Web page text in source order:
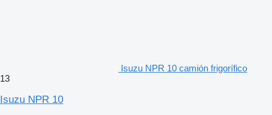
Isuzu NPR 10 camión frigorífico
13
Isuzu NPR 10